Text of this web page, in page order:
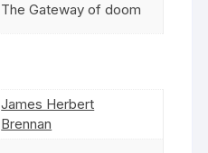
The Gateway of doom
James Herbert
Brennan